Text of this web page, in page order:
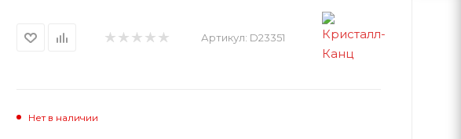
Артикул: D23351
Нет в наличии